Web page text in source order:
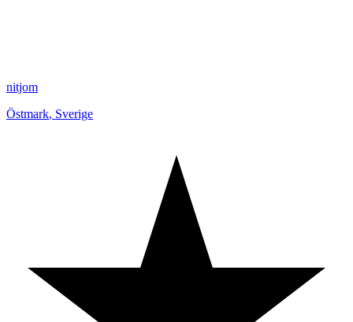
nitjom
Östmark, Sverige